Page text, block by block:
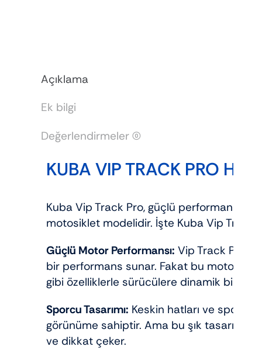
Açıklama
Ek bilgi
Değerlendirmeler (0)
KUBA VIP TRACK PRO
Kuba Vip Track Pro, güçlü performansı ve
motosiklet modelidir. İşte Kuba Vip Track
Güçlü Motor Performansı: Vip Track Pro,
bir performans sunar. Fakat bu motor,
gibi özelliklerle sürücülere dinamik bir
Sporcu Tasarımı: Keskin hatları ve sportif
görünüme sahiptir. Ama bu şık tasarım,
ve dikkat çeker.